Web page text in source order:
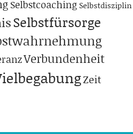
Selbstcoaching Selbstdisziplin
Selbstfürsorge
Verbundenheit
Zeit